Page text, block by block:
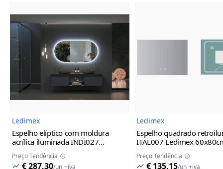
Imagem do Produto
Ledimex
Espelho elíptico com moldura
acrílica iluminada INDI027
100x55cm
Preço Tendência
€ 287,30/un +iva
Ledimex
Espelho quadrado
ITAL007 Ledimex
Preço Tendência
€ 135,15/un +iva